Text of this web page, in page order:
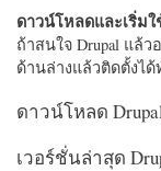
ดาวน์โหลดและเริ่ม
ถ้าสนใจ Drupal แล้
ด้านล่างแล้วติดตั้งไ
ดาวน์โหลด
เวอร์ชั่นล่าสุด